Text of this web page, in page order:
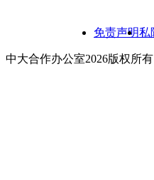
免责声明私
中大合作办公室2026版权所有